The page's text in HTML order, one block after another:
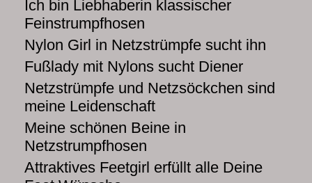
Ich bin Liebhaberin klassischer
Feinstrumpfhosen
Nylon Girl in Netzstrümpfe sucht ihn
Fußlady mit Nylons sucht Diener
Netzstrümpfe und Netzsöckchen sind
meine Leidenschaft
Meine schönen Beine in
Netzstrumpfhosen
Attraktives Feetgirl erfüllt alle Deine